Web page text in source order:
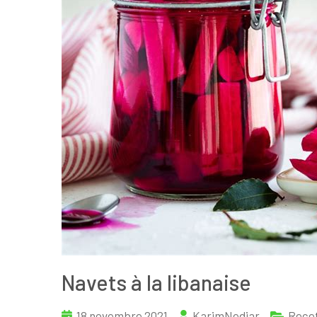
Navets à la libanaise